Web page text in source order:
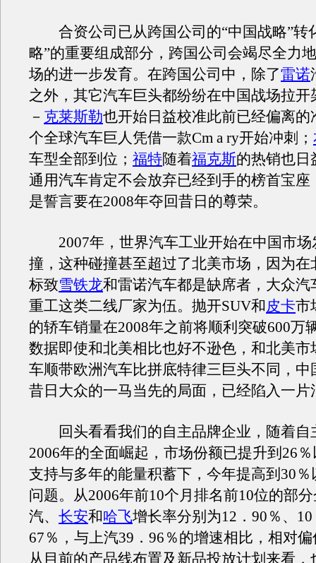
合资公司已从跨国公司的“中国战略”转
略”的重要组成部分，跨国公司会竭尽全力
场的进一步发育。在跨国公司中，除了雷诺
之外，其它汽车巨头都纷纷在中国战场拉开
－ 克莱斯勒也开始日益校准此前已经偏离的
个全球汽车巨人凭借一款Cm a ry开始冲刺；
车型全部到位； 福特随着福克斯的热销也日
通用汽车肯定不会放弃已经到手的榜首宝座
是誓言要在2008年夺回昔日的尊荣。
2007年，世界汽车工业开始在中国市场
撞，这种碰撞甚至超过了北美市场，因为在
标致雪铁龙和雷诺汽车都是缺席者，大众汽
重工这类二线厂家为伍。抛开SUV和皮卡市
的轿车销量在2008年之前将顺利突破600万
数据即使和北美相比也好不逊色，和北美市
车顺带欧洲汽车比拼底特律三巨头不同，中
昔日大众的一马当先的局面，已经陷入一片
回头看看我们的自主品牌企业，随着自
2006年的全面崛起，市场份额已提升到26
支持与多年的能量积蓄下，今年提高到30
问题。从2006年前10个月排名前10位的部
汽、 长安和哈飞增长率分别为12．90％、
67％，与上汽39．96％的增速相比，相对
从目前的产品线布置及新品投放计划来看，